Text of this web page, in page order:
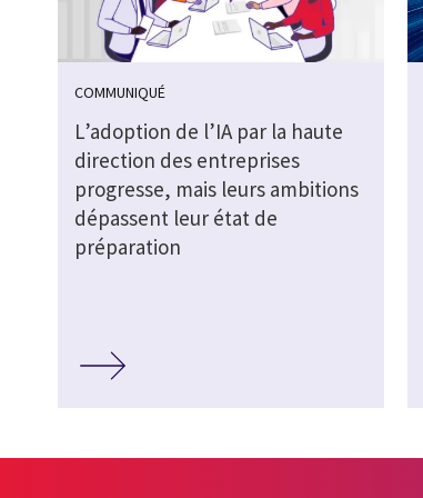
COMMUNIQUÉ
L’adoption de l’IA par la haute
direction des entreprises
progresse, mais leurs ambitions
dépassent leur état de
préparation